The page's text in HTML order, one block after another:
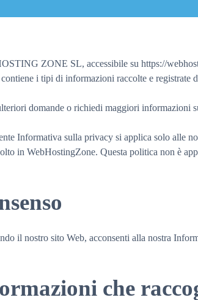
ZONE SL, accessibile su https://
i tipi di informazioni raccolte e registrate
domande o richiedi maggiori informazioni
Informativa sulla privacy si applica solo alle
in WebHostingZone. Questa politica non è
il nostro sito Web, acconsenti alla nostra
che